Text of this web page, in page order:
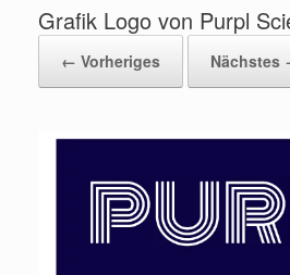
Grafik Logo von Purpl
← Vorheriges Nächstes